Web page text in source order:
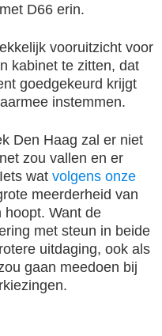
D66 erin.
vooruitzicht voor
kabinet te zitten, dat
goedgekeurd krijgt
instemmen.
Den Haag zal er niet
zou vallen en er
wat volgens onze
meerderheid van
hoopt. Want de
met steun in beide
uitdaging, ook als
gaan meedoen bij